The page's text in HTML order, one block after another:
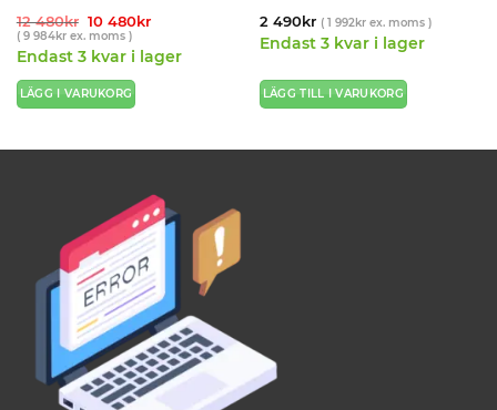
12 480kr Det
ursprungliga
priset
var:
480kr.
10 480krDet
är:
( 9 984krex. moms )
Endast 3 kvar i lager
LÄGG I VARUKORG
2 490kr ( 1 992krex. moms )
Endast 3 kvar i lager
LÄGG TILL I VARUKORG